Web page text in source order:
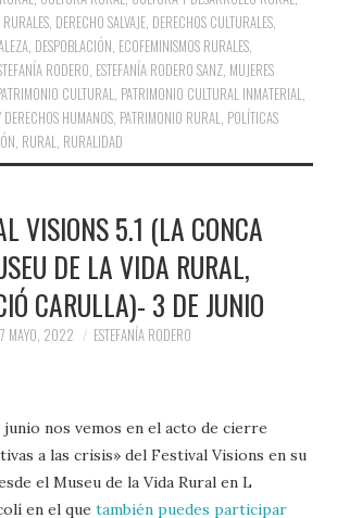
DERECHO SALVAJE DERECHOS CULTURALES
DESPOBLACIÓN ECOFEMINISMOS RURALES
RODERO ESTEFANÍA RODERO SANZ MUJERES
CULTURAL PATRIMONIO CULTURAL INMATERIAL
HUMANOS PATRIMONIO RURAL POLÍTICAS
RURAL RURALIDAD
VISIONS 5.1 (LA CONCA
DE LA VIDA RURAL,
CARULLA)- 3 DE JUNIO
MAYO, 2022 ESTEFANÍA RODERO
junio nos vemos en el acto de cierre
a las crisis» del Festival Visions en su
el Museu de la Vida Rural en L
en el quetambién puedes participar